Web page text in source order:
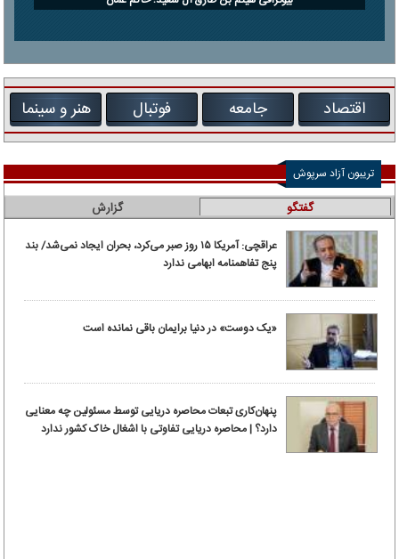
اقتصاد جامعه فوتبال هنر و سینما
تریبون آزاد سرپوش
گفتگو گزارش
عراقچی: آمریکا ۱۵ روز صبر می‌کرد، بحران ایجاد نمی‌شد/ بند
پنج تفاهمنامه ابهامی ندارد
«یک دوست» در دنیا برایمان باقی نمانده است
پنهان‌کاری تبعات محاصره دریایی توسط مسئولین چه معنایی
دارد؟ | محاصره دریایی تفاوتی با اشغال خاک کشور ندارد